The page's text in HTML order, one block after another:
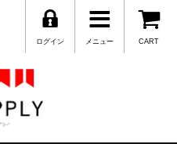
CART
メニュー
ログイン